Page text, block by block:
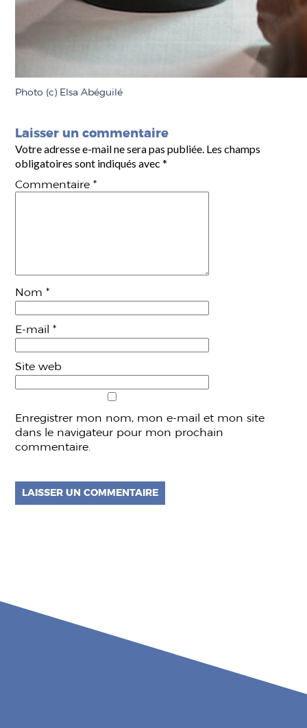
Photo (c) Elsa Abéguilé
Laisser un commentaire
Votre adresse e-mail ne sera pas publiée. Les champs
obligatoires sont indiqués avec*
Commentaire*
Nom*
E-mail*
Site web
Enregistrer mon nom, mon e-mail et mon site
dans le navigateur pour mon prochain
commentaire.